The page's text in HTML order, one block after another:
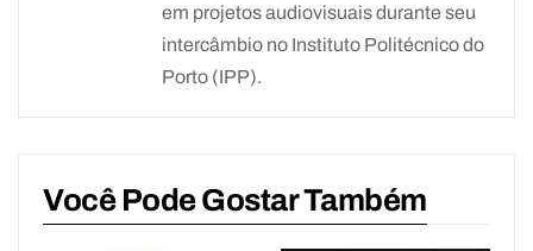
em projetos audiovisuais durante seu
intercâmbio no Instituto Politécnico do
Porto (IPP).
Você Pode Gostar Também